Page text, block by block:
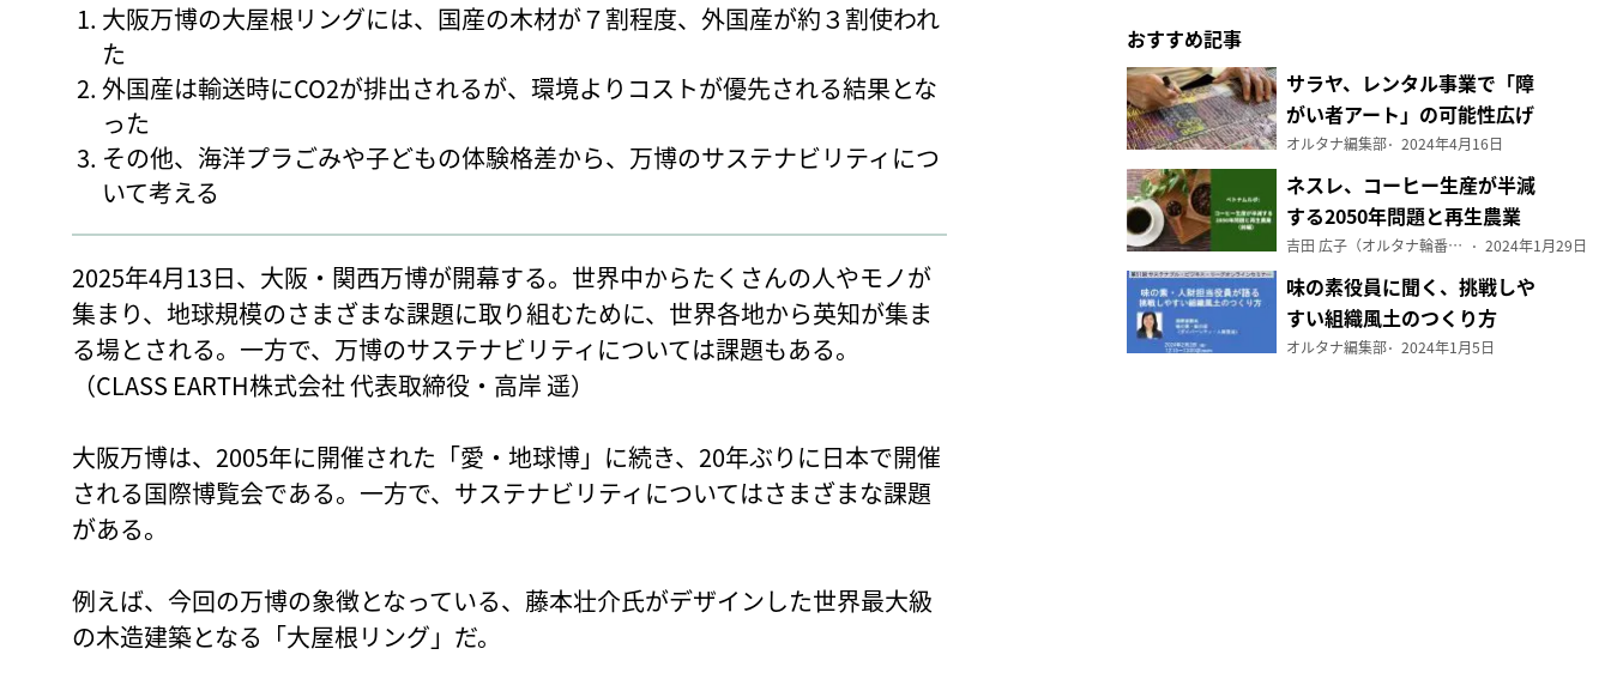
大阪万博の大屋根リングには、国産の木材が７割程度、外国産が約３割使われ
た
外国産は輸送時にCO2が排出されるが、環境よりコストが優先される結果とな
った
その他、海洋プラごみや子どもの体験格差から、万博のサステナビリティにつ
いて考える
2025年4月13日、大阪・関西万博が開幕する。世界中からたくさんの人やモノが
集まり、地球規模のさまざまな課題に取り組むために、世界各地から英知が集ま
る場とされる。一方で、万博のサステナビリティについては課題もある。
（CLASS EARTH株式会社 代表取締役・高岸 遥）
大阪万博は、2005年に開催された「愛・地球博」に続き、20年ぶりに日本で開催
される国際博覧会である。一方で、サステナビリティについてはさまざまな課題
がある。
例えば、今回の万博の象徴となっている、藤本壮介氏がデザインした世界最大級
の木造建築となる「大屋根リング」だ。
おすすめ記事
サラヤ、レンタル事業で「障
がい者アート」の可能性広げ
る
オルタナ編集部 2024年4月16日
ネスレ、コーヒー生産が半減
する2050年問題と再生農業
（前編）
吉田 広子（オルタナ輪番編集長） 2024年1月29日
味の素役員に聞く、挑戦しや
すい組織風土のつくり方
オルタナ編集部 2024年1月5日